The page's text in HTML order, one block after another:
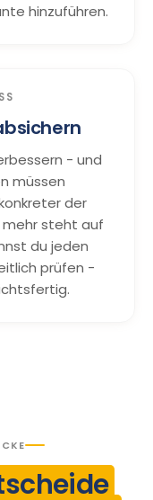
hinzuführen.
- und
müssen
der
steht auf
du jeden
prüfen -